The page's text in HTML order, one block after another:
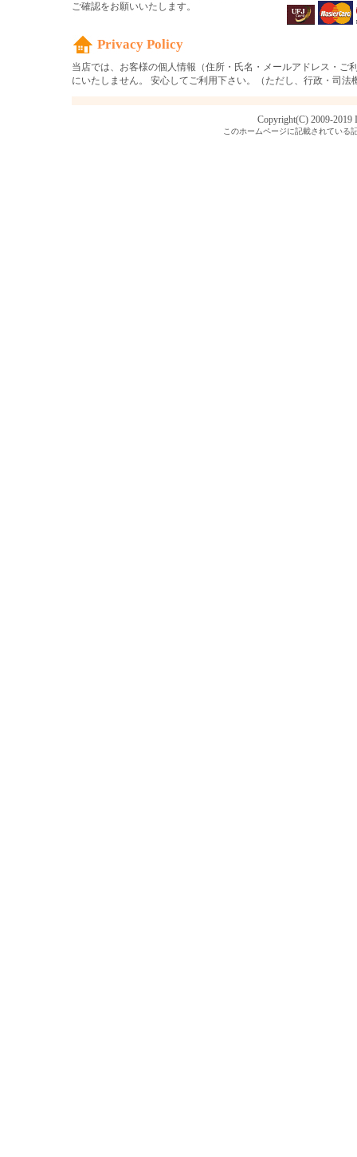
ご確認をお願いいたします。
Privacy Policy
当店では、お客様の個人情報（住所・氏名・メールアドレス・
にいたしません。 安心してご利用下さい。（ただし、行政・司
Copyright(C) 2009-2019
このホームページに記載されている